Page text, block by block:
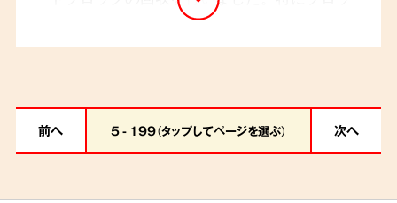
クは自治体での処分が難しく、どこに頼めばよ
いかお困りだったとのこと。当日はスタッフ2名
た。
前へ 5 - 199（タップしてページを選ぶ） 次へ